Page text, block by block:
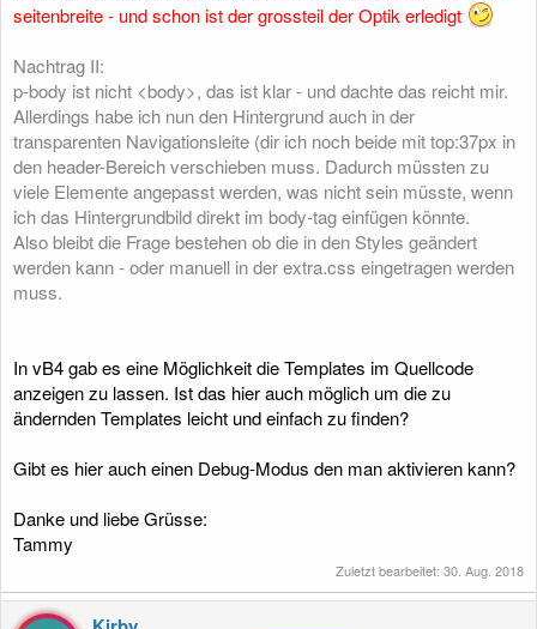
seitenbreite - und schon ist der grossteil der Optik erledigt
Nachtrag II:
p-body ist nicht <body>, das ist klar - und dachte das reicht mir.
Allerdings habe ich nun den Hintergrund auch in der
transparenten Navigationsleite (dir ich noch beide mit top:37px in
den header-Bereich verschieben muss. Dadurch müssten zu
viele Elemente angepasst werden, was nicht sein müsste, wenn
ich das Hintergrundbild direkt im body-tag einfügen könnte.
Also bleibt die Frage bestehen ob die in den Styles geändert
werden kann - oder manuell in der extra.css eingetragen werden
muss.
In vB4 gab es eine Möglichkeit die Templates im Quellcode
anzeigen zu lassen. Ist das hier auch möglich um die zu
ändernden Templates leicht und einfach zu finden?
Gibt es hier auch einen Debug-Modus den man aktivieren kann?
Danke und liebe Grüsse:
Tammy
Zuletzt bearbeitet: 30. Aug. 2018